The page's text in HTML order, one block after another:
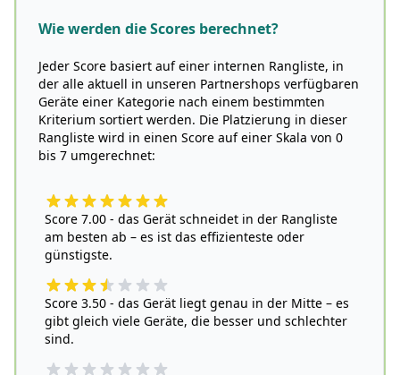
Wie werden die Scores berechnet?
Jeder Score basiert auf einer internen Rangliste, in
der alle aktuell in unseren Partnershops verfügbaren
Geräte einer Kategorie nach einem bestimmten
Kriterium sortiert werden. Die Platzierung in dieser
Rangliste wird in einen Score auf einer Skala von 0
bis 7 umgerechnet:
Score 7.00 - das Gerät schneidet in der Rangliste
am besten ab – es ist das effizienteste oder
günstigste.
Score 3.50 - das Gerät liegt genau in der Mitte – es
gibt gleich viele Geräte, die besser und schlechter
sind.